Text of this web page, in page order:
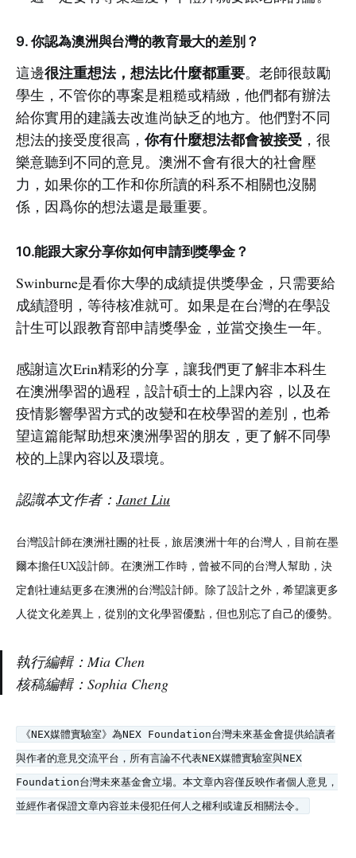
9. 你認為澳洲與台灣的教育最大的差別？
這邊很注重想法，想法比什麼都重要。老師很鼓勵
學生，不管你的專案是粗糙或精緻，他們都有辦法
給你實用的建議去改進尚缺乏的地方。他們對不同
想法的接受度很高，你有什麼想法都會被接受 ，很
樂意聽到不同的意見。澳洲不會有很大的社會壓
力，如果你的工作和你所讀的科系不相關也沒關
係，因爲你的想法還是最重要。
10.能跟大家分享你如何申請到獎學金？
Swinburne是看你大學的成績提供獎學金，只需要給
成績證明，等待核准就可。如果是在台灣的在學設
計生可以跟教育部申請獎學金，並當交換生一年。
感謝這次Erin精彩的分享，讓我們更了解非本科生
在澳洲學習的過程，設計碩士的上課內容，以及在
疫情影響學習方式的改變和在校學習的差別，也希
望這篇能幫助想來澳洲學習的朋友，更了解不同學
校的上課內容以及環境。
認識本文作者： Janet Liu
台灣設計師在澳洲社團的社長，旅居澳洲十年的台灣人，目前在墨
爾本擔任UX設計師。在澳洲工作時，曾被不同的台灣人幫助，決
定創社連結更多在澳洲的台灣設計師。除了設計之外，希望讓更多
人從文化差異上，從別的文化學習優點，但也別忘了自己的優勢。
執行編輯：Mia Chen
核稿編輯：Sophia Cheng
《NEX媒體實驗室》為NEX Foundation台灣未來基金會提供給讀者
與作者的意見交流平台，所有言論不代表NEX媒體實驗室與NEX
Foundation台灣未來基金會立場。本文章內容僅反映作者個人意見，
並經作者保證文章內容並未侵犯任何人之權利或違反相關法令。